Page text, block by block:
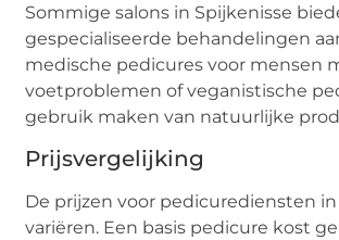
Sommige salons in Spijkenisse
gespecialiseerde behandelingen
medische pedicures voor mensen
voetproblemen of veganistische
gebruik maken van natuurlijke
Prijsvergelijking
De prijzen voor pedicurediensten in
variëren. Een basis pedicure kost